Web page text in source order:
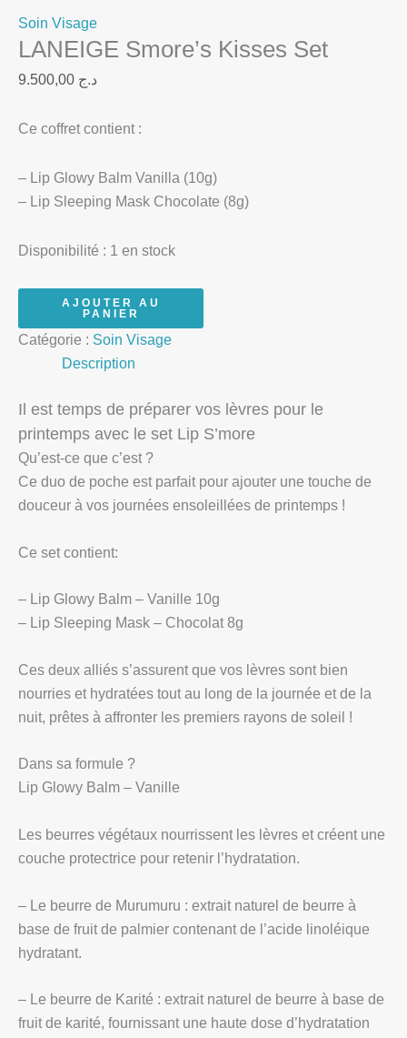
Soin Visage
LANEIGE Smore’s Kisses Set
د.ج
Ce coffret contient :
– Lip Glowy Balm Vanilla (10g)
– Lip Sleeping Mask Chocolate (8g)
Disponibilité : 1 en stock
AJOUTER AU
PANIER
Catégorie : Soin Visage
Description
Il est temps de préparer vos lèvres pour le
printemps avec le set Lip S’more
Qu’est-ce que c’est ?
Ce duo de poche est parfait pour ajouter une touche de
douceur à vos journées ensoleillées de printemps !
Ce set contient:
– Lip Glowy Balm – Vanille 10g
– Lip Sleeping Mask – Chocolat 8g
Ces deux alliés s’assurent que vos lèvres sont bien
nourries et hydratées tout au long de la journée et de la
nuit, prêtes à affronter les premiers rayons de soleil !
Dans sa formule ?
Lip Glowy Balm – Vanille
Les beurres végétaux nourrissent les lèvres et créent une
couche protectrice pour retenir l’hydratation.
– Le beurre de Murumuru : extrait naturel de beurre à
base de fruit de palmier contenant de l’acide linoléique
hydratant.
– Le beurre de Karité : extrait naturel de beurre à base de
fruit de karité, fournissant une haute dose d’hydratation